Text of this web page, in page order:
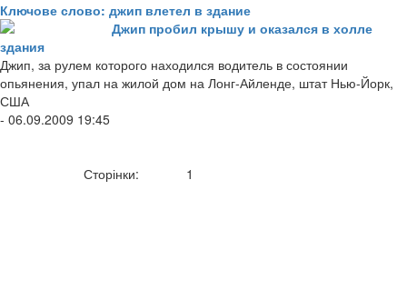
Ключове слово: джип влетел в здание
Джип пробил крышу и оказался в холле
здания
Джип, за рулем которого находился водитель в состоянии
опьянения, упал на жилой дом на Лонг-Айленде, штат Нью-Йорк,
США
- 06.09.2009 19:45
Сторінки: 1